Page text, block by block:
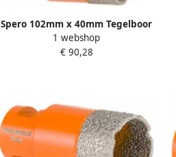
Spero 102mm x 40mm Tegelboor
Xtreme met Opruimfunctie Nat &
Droog M14 102-M14-TDN
1 webshop
€ 90,28